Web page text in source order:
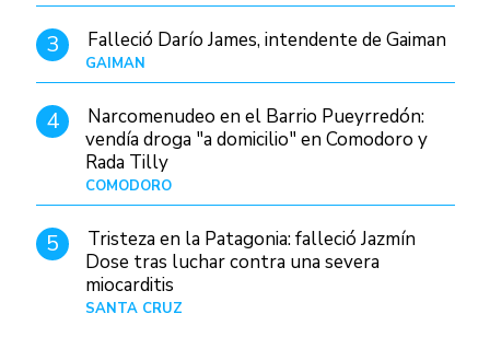
3 Falleció Darío James, intendente de Gaiman
GAIMAN
4
Narcomenudeo en el Barrio Pueyrredón:
vendía droga "a domicilio" en Comodoro y
Rada Tilly
COMODORO
5
Tristeza en la Patagonia: falleció Jazmín
Dose tras luchar contra una severa
miocarditis
SANTA CRUZ